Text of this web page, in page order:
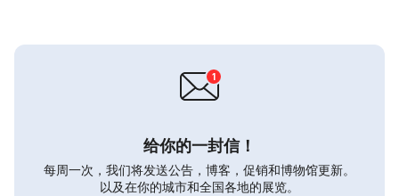
给你的一封信！
每周一次，我们将发送公告，博客，促销和博物馆更新。
以及在你的城市和全国各地的展览。